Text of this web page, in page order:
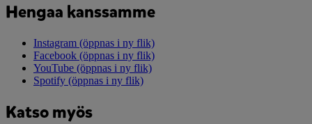
Hengaa kanssamme
Instagram (öppnas i ny flik)
Facebook (öppnas i ny flik)
YouTube (öppnas i ny flik)
Spotify (öppnas i ny flik)
Katso myös